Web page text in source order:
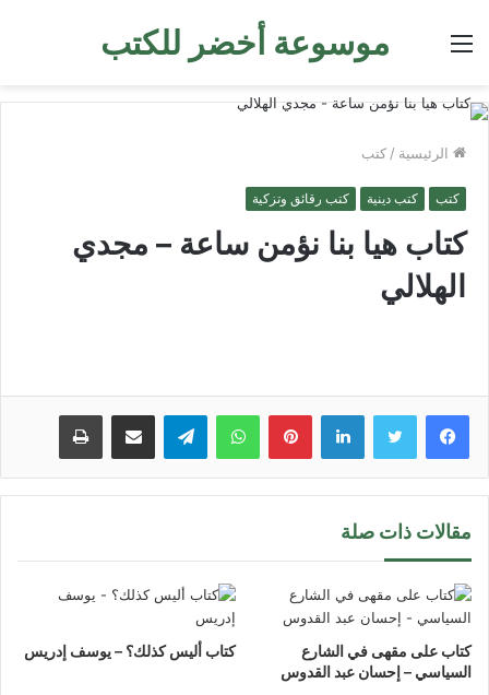
موسوعة أخضر للكتب القائمة
الرئيسية / كتب
كتب كتب دينية كتب رقائق وتزكية
كتاب هيا بنا نؤمن ساعة – مجدي
الهلالي
لينكدإن بينتيريستواتساب تيلقرام مشاركة عبر البريد طباعة
مقالات ذات صلة
كتاب على مقهى في الشارع
السياسي – إحسان عبد القدوس
كتاب أليس كذلك؟ – يوسف إدريس